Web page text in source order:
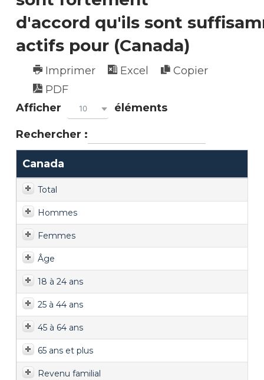
d'accord qu'ils sont
actifs pour (Canada)
Imprimer Excel
Copier
PDF
Afficher
10 éléments
Rechercher :
Canada
Total
Hommes
Femmes
Âge
18 à 24 ans
25 à 44 ans
45 à 64 ans
65 ans et plus
Revenu familial